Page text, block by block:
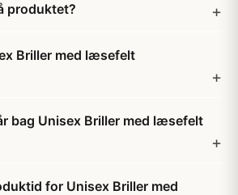
produktet?
Briller med læsefelt
bag Unisex Briller med læsefelt
for Unisex Briller med